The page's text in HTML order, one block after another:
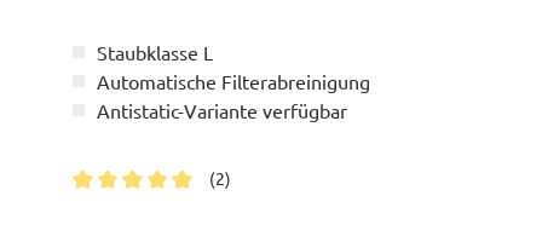
Staubklasse L
Automatische Filterabreinigung
Antistatic-Variante verfügbar
(2)